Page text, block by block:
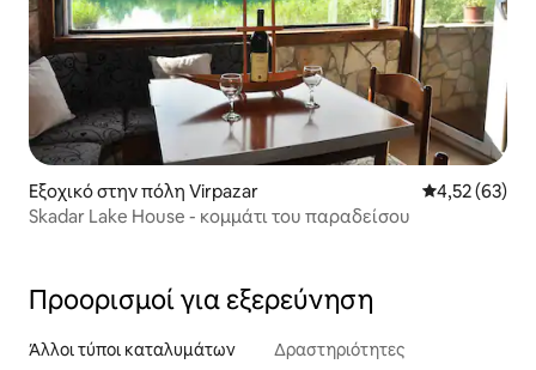
Εξοχικό στην πόλη Virpazar Μέση
4,52 (63)
Skadar Lake House - κομμάτι του παραδείσου
Προορισμοί για εξερεύνηση
Άλλοι τύποι καταλυμάτων Δραστηριότητες